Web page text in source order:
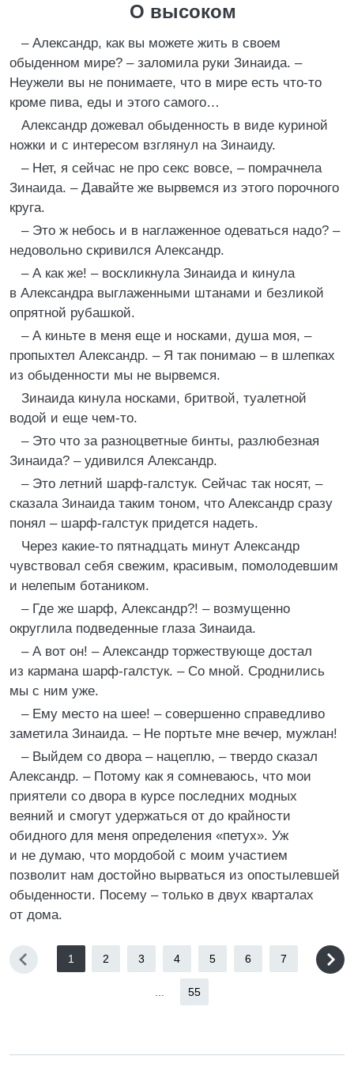
О высоком
– Александр, как вы можете жить в своем
обыденном мире? – заломила руки Зинаида. –
Неужели вы не понимаете, что в мире есть что-то
кроме пива, еды и этого самого…
Александр дожевал обыденность в виде куриной
ножки и с интересом взглянул на Зинаиду.
– Нет, я сейчас не про секс вовсе, – помрачнела
Зинаида. – Давайте же вырвемся из этого порочного
круга.
– Это ж небось и в наглаженное одеваться надо? –
недовольно скривился Александр.
– А как же! – воскликнула Зинаида и кинула
в Александра выглаженными штанами и безликой
опрятной рубашкой.
– А киньте в меня еще и носками, душа моя, –
пропыхтел Александр. – Я так понимаю – в шлепках
из обыденности мы не вырвемся.
Зинаида кинула носками, бритвой, туалетной
водой и еще чем-то.
– Это что за разноцветные бинты, разлюбезная
Зинаида? – удивился Александр.
– Это летний шарф-галстук. Сейчас так носят, –
сказала Зинаида таким тоном, что Александр сразу
понял – шарф-галстук придется надеть.
Через какие-то пятнадцать минут Александр
чувствовал себя свежим, красивым, помолодевшим
и нелепым ботаником.
– Где же шарф, Александр?! – возмущенно
округлила подведенные глаза Зинаида.
– А вот он! – Александр торжествующе достал
из кармана шарф-галстук. – Со мной. Сроднились
мы с ним уже.
– Ему место на шее! – совершенно справедливо
заметила Зинаида. – Не портьте мне вечер, мужлан!
– Выйдем со двора – нацеплю, – твердо сказал
Александр. – Потому как я сомневаюсь, что мои
приятели со двора в курсе последних модных
веяний и смогут удержаться от до крайности
обидного для меня определения «петух». Уж
и не думаю, что мордобой с моим участием
позволит нам достойно вырваться из опостылевшей
обыденности. Посему – только в двух кварталах
от дома.
1 2 3 4 5 6 7
55